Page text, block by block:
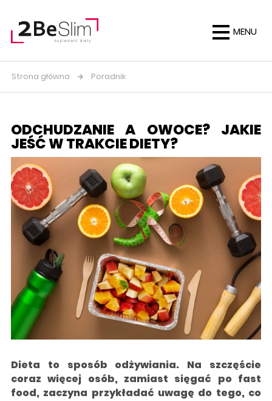
MENU
Strona główna Poradnik
ODCHUDZANIE A OWOCE? JAKIE
JEŚĆ W TRAKCIE DIETY?
Dieta to sposób odżywiania. Na szczęście
coraz więcej osób, zamiast sięgać po fast
food, zaczyna przykładać uwagę do tego, co